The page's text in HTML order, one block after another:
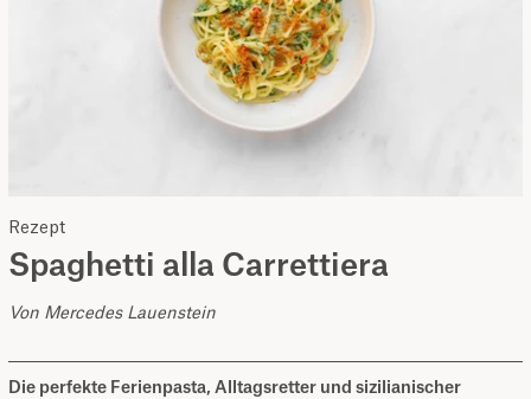
Rezept
Spaghetti alla Carrettiera
Von Mercedes Lauenstein
Die perfekte Ferienpasta, Alltagsretter und sizilianischer